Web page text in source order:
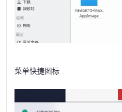
菜单快捷图标